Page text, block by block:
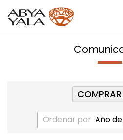
Ordenar por